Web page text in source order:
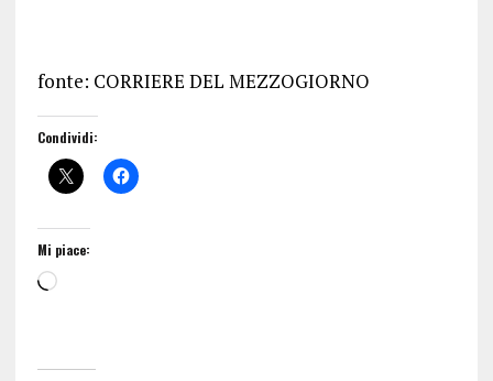
fonte: CORRIERE DEL MEZZOGIORNO
Condividi:
Mi piace: